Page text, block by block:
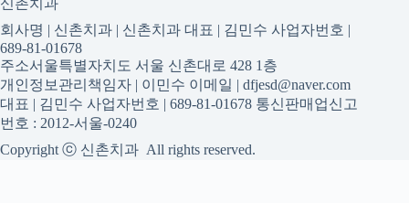
신촌치과
회사명 | 신촌치과 | 신촌치과 대표 | 김민수 사업자번호 |
689-81-01678
주소서울특별자치도 서울 신촌대로 428 1층
개인정보관리책임자 | 이민수 이메일 | dfjesd@naver.com
대표 | 김민수 사업자번호 | 689-81-01678 통신판매업신고
번호 : 2012-서울-0240
Copyright ⓒ 신촌치과 All rights reserved.